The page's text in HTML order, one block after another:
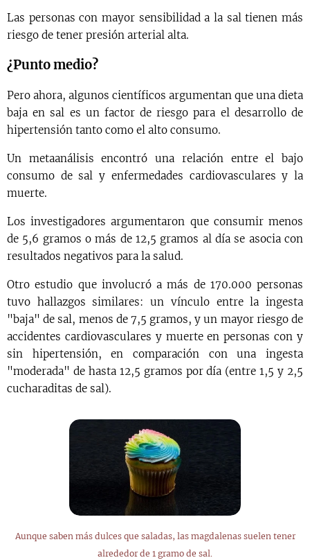
Las personas con mayor sensibilidad a la sal tienen más
riesgo de tener presión arterial alta.
¿Punto medio?
Pero ahora, algunos científicos argumentan que una dieta
baja en sal es un factor de riesgo para el desarrollo de
hipertensión tanto como el alto consumo.
Un metaanálisis encontró una relación entre el bajo
consumo de sal y enfermedades cardiovasculares y la
muerte.
Los investigadores argumentaron que consumir menos
de 5,6 gramos o más de 12,5 gramos al día se asocia con
resultados negativos para la salud.
Otro estudio que involucró a más de 170.000 personas
tuvo hallazgos similares: un vínculo entre la ingesta
"baja" de sal, menos de 7,5 gramos, y un mayor riesgo de
accidentes cardiovasculares y muerte en personas con y
sin hipertensión, en comparación con una ingesta
"moderada" de hasta 12,5 gramos por día (entre 1,5 y 2,5
cucharaditas de sal).
Aunque saben más dulces que saladas, las magdalenas suelen tener
alrededor de 1 gramo de sal.